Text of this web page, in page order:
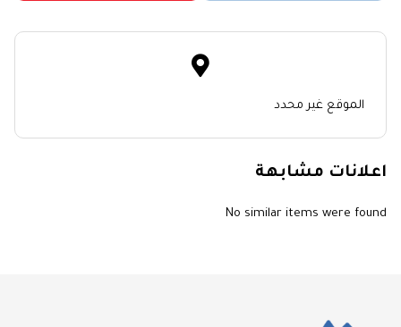
الموقع غير محدد
اعلانات مشابهة
No similar items were found